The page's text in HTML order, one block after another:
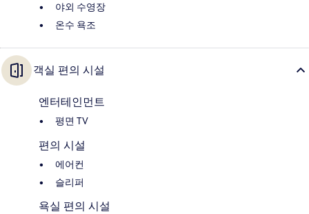
야외 수영장
온수 욕조
객실 편의 시설
엔터테인먼트
평면 TV
편의 시설
에어컨
슬리퍼
욕실 편의 시설